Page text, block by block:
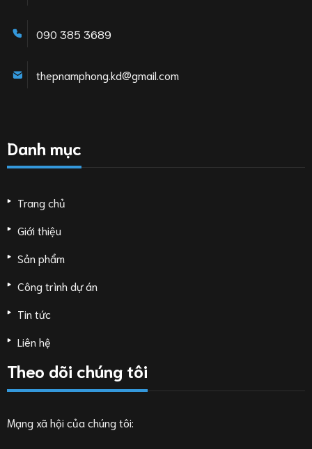
090 385 3689
thepnamphong.kd@gmail.com
Danh mục
Trang chủ
Giới thiệu
Sản phẩm
Công trình dự án
Tin tức
Liên hệ
Theo dõi chúng tôi
Mạng xã hội của chúng tôi: